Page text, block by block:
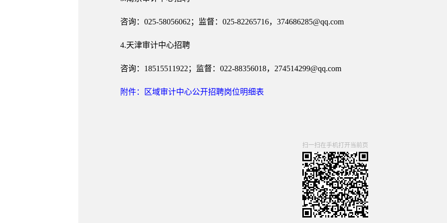
咨询：025-58056062；监督：025-82265716，374686285@qq.com
4.天津审计中心招聘
咨询：18515511922；监督：022-88356018，274514299@qq.com
附件：区域审计中心公开招聘岗位明细表
扫一扫在手机打开当前页